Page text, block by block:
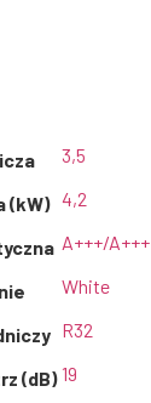
3,5
(kW) 4,2
A+++/A+++
White
R32
(dB) 19